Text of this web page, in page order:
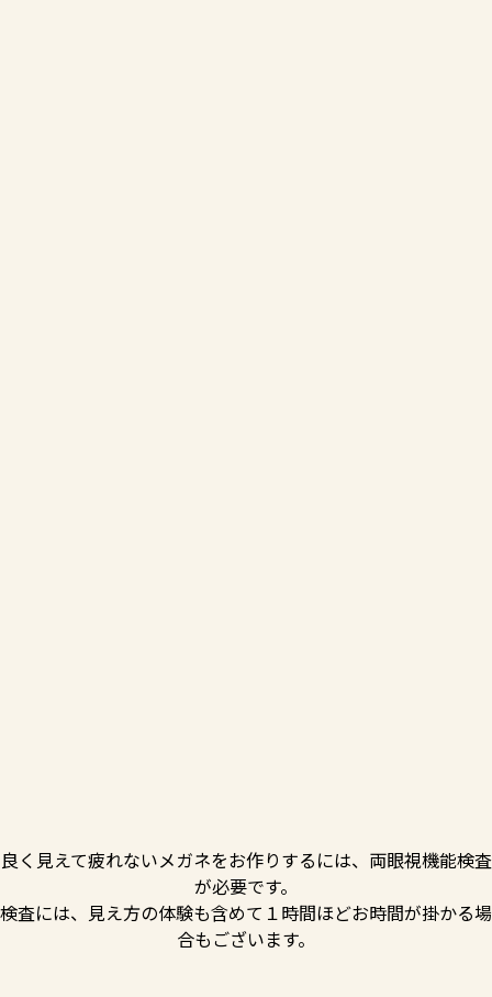
良く見えて疲れないメガネをお作りするには、両眼視機能検査
が必要です。
検査には、見え方の体験も含めて１時間ほどお時間が掛かる場
合もございます。